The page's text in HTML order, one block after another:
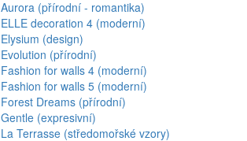
Aurora (přírodní - romantika)
ELLE decoration 4 (moderní)
Elysium (design)
Evolution (přírodní)
Fashion for walls 4 (moderní)
Fashion for walls 5 (moderní)
Forest Dreams (přírodní)
Gentle (expresivní)
La Terrasse (středomořské vzory)